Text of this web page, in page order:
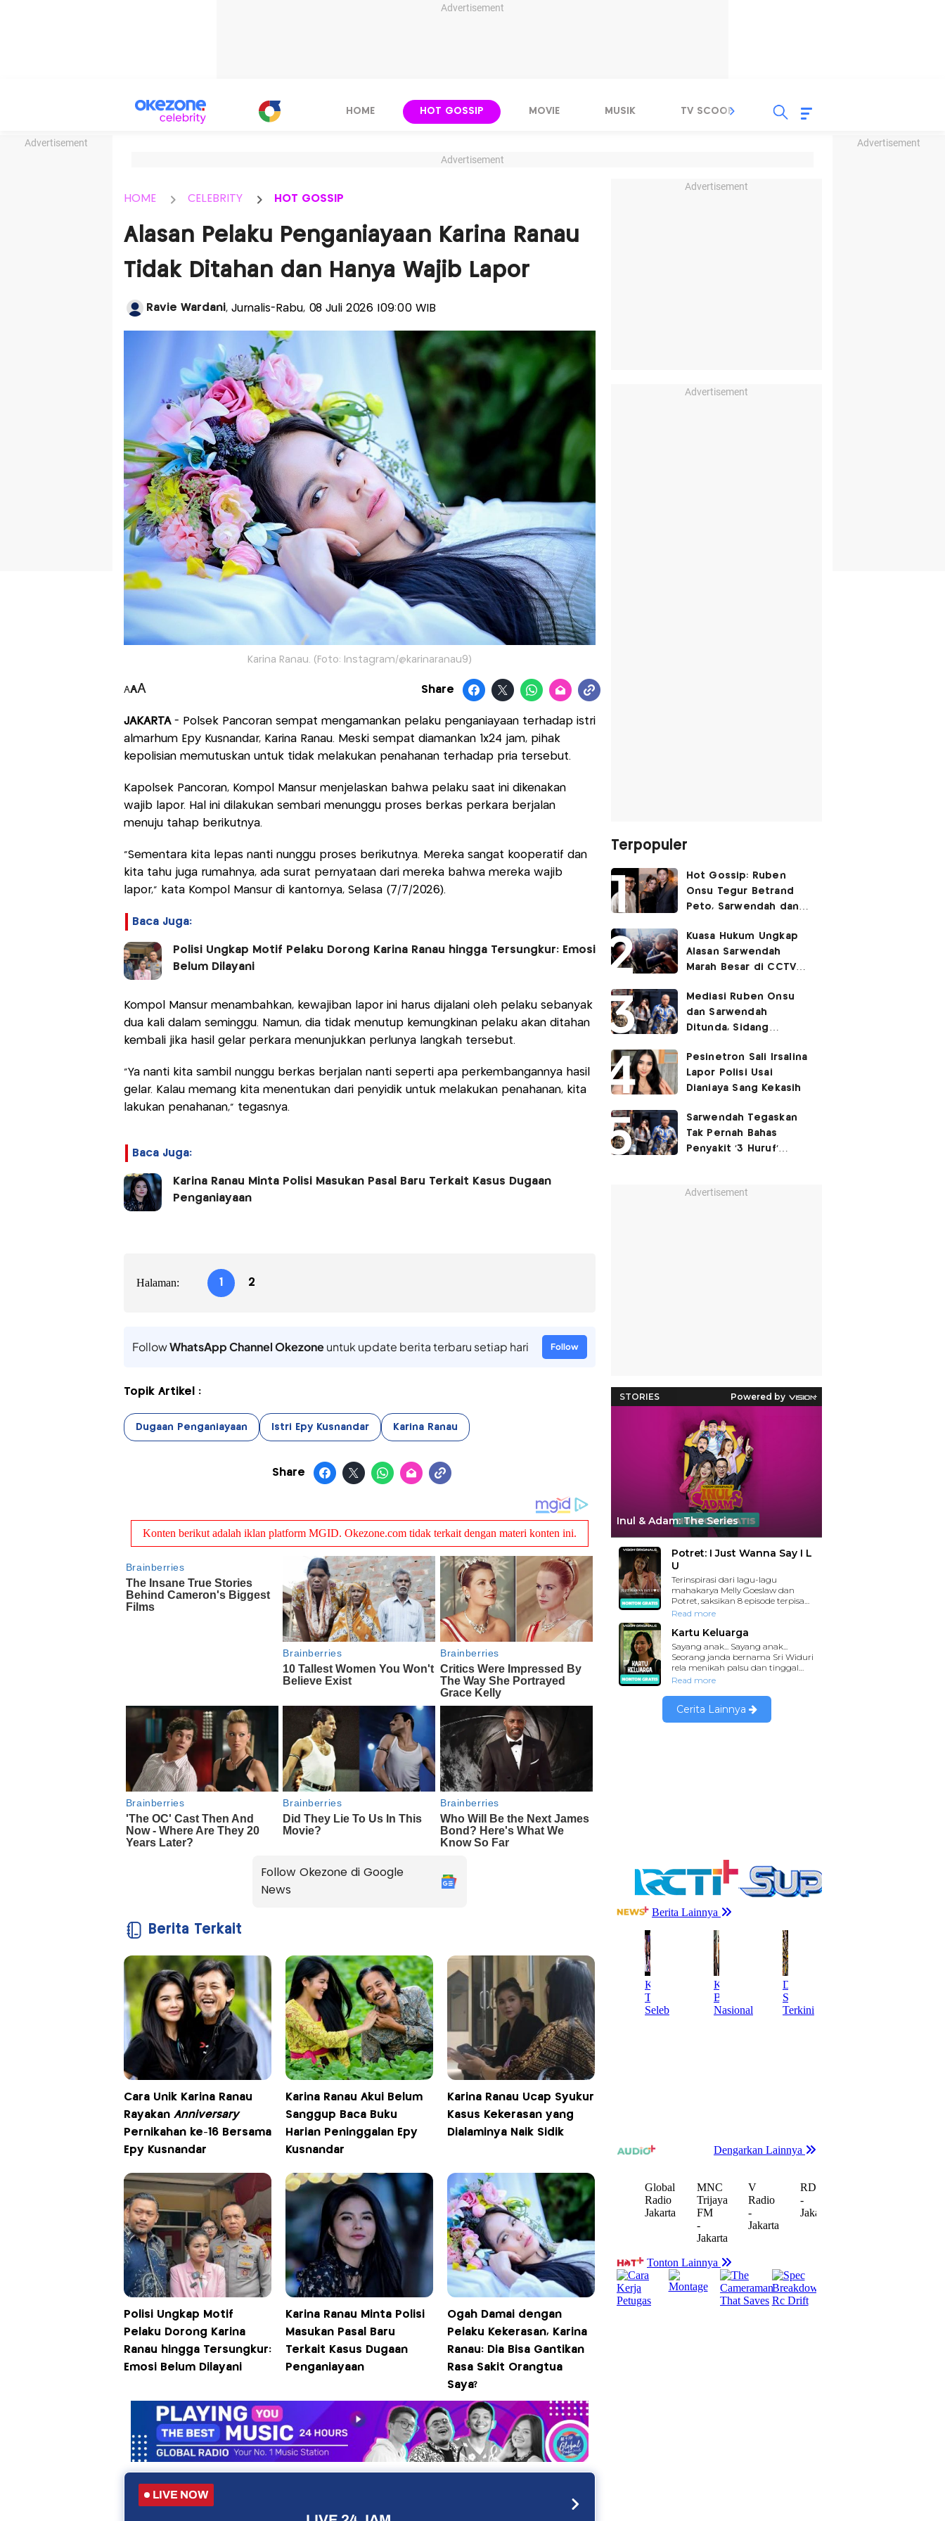
Advertisement
Advertisement Advertisement
HOME HOT GOSSIP MOVIE MUSIK TV SCOOP LIRIK
Advertisement
HOME CELEBRITY HOT GOSSIP
Alasan Pelaku Penganiayaan Karina Ranau
Tidak Ditahan dan Hanya Wajib Lapor
Ravie Wardani, Jurnalis-Rabu, 08 Juli 2026 |09:00 WIB
Karina Ranau. (Foto: Instagram/@karinaranau9)
AAA Share
JAKARTA- Polsek Pancoran sempat mengamankan pelaku penganiayaan terhadap istri
almarhum Epy Kusnandar, Karina Ranau. Meski sempat diamankan 1x24 jam, pihak
kepolisian memutuskan untuk tidak melakukan penahanan terhadap pria tersebut.
Kapolsek Pancoran, Kompol Mansur menjelaskan bahwa pelaku saat ini dikenakan
wajib lapor. Hal ini dilakukan sembari menunggu proses berkas perkara berjalan
menuju tahap berikutnya.
"Sementara kita lepas nanti nunggu proses berikutnya. Mereka sangat kooperatif dan
kita tahu juga rumahnya, ada surat pernyataan dari mereka bahwa mereka wajib
lapor," kata Kompol Mansur di kantornya, Selasa (7/7/2026).
Baca Juga:
Polisi Ungkap Motif Pelaku Dorong Karina Ranau hingga Tersungkur: Emosi
Belum Dilayani
Kompol Mansur menambahkan, kewajiban lapor ini harus dijalani oleh pelaku sebanyak
dua kali dalam seminggu. Namun, dia tidak menutup kemungkinan pelaku akan ditahan
kembali jika hasil gelar perkara menunjukkan perlunya langkah tersebut.
"Ya nanti kita sambil nunggu berkas berjalan nanti seperti apa perkembangannya hasil
gelar. Kalau memang kita menentukan dari penyidik untuk melakukan penahanan, kita
lakukan penahanan," tegasnya.
Baca Juga:
Karina Ranau Minta Polisi Masukan Pasal Baru Terkait Kasus Dugaan
Penganiayaan
Halaman: 1 2
FollowWhatsApp Channel Okezoneuntuk update berita terbaru setiap hari Follow
Topik Artikel :
Dugaan Penganiayaan Istri Epy Kusnandar Karina Ranau
Share
Follow Okezone di Google
News
Berita Terkait
Cara Unik Karina Ranau
Rayakan Anniversary
Pernikahan ke-16 Bersama
Epy Kusnandar
Karina Ranau Akui Belum
Sanggup Baca Buku
Harian Peninggalan Epy
Kusnandar
Karina Ranau Ucap Syukur
Kasus Kekerasan yang
Dialaminya Naik Sidik
Polisi Ungkap Motif
Pelaku Dorong Karina
Ranau hingga Tersungkur:
Emosi Belum Dilayani
Karina Ranau Minta Polisi
Masukan Pasal Baru
Terkait Kasus Dugaan
Penganiayaan
Ogah Damai dengan
Pelaku Kekerasan, Karina
Ranau: Dia Bisa Gantikan
Rasa Sakit Orangtua
Saya?
LIVE NOW
Advertisement
Advertisement
Terpopuler
Hot Gossip: Ruben
Onsu Tegur Betrand
Peto, Sarwendah dan
Kemesraan
Kuasa Hukum Ungkap
Alasan Sarwendah
Marah Besar di CCTV
Kecewa Mendalam
Mediasi Ruben Onsu
dan Sarwendah
Ditunda, Sidang
Pesinetron Sali Irsalina
Lapor Polisi Usai
Dianiaya Sang Kekasih
Sarwendah Tegaskan
Tak Pernah Bahas
Penyakit '3 Huruf'
Advertisement